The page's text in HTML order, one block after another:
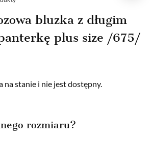
bluzka z długim
plus size /675/
na stanie i nie jest dostępny.
rozmiaru?